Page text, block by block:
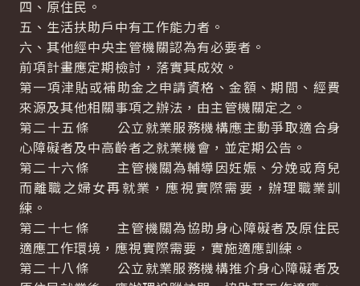
四、原住民。
五、生活扶助戶中有工作能力者。
六、其他經中央主管機關認為有必要者。
前項計畫應定期檢討，落實其成效。
第一項津貼或補助金之申請資格、金額、期間、經費
來源及其他相關事項之辦法，由主管機關定之。
第二十五條 公立就業服務機構應主動爭取適合身
心障礙者及中高齡者之就業機會，並定期公告。
第二十六條 主管機關為輔導因妊娠、分娩或育兒
而離職之婦女再就業，應視實際需要，辦理職業訓
練。
第二十七條 主管機關為協助身心障礙者及原住民
適應工作環境，應視實際需要，實施適應訓練。
第二十八條 公立就業服務機構推介身心障礙者及